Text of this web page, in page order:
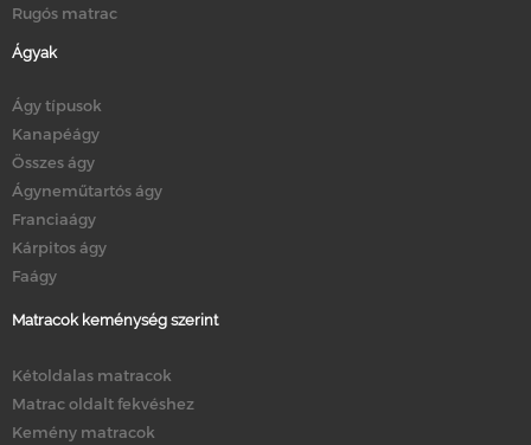
Rugós matrac
Ágyak
Ágy típusok
Kanapéágy
Összes ágy
Ágyneműtartós ágy
Franciaágy
Kárpitos ágy
Faágy
Matracok keménység szerint
Kétoldalas matracok
Matrac oldalt fekvéshez
Kemény matracok